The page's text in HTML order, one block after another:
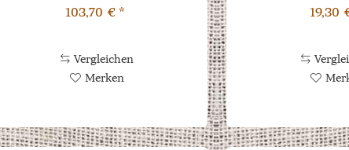
103,70 € *
Vergleichen
Merken
19,30